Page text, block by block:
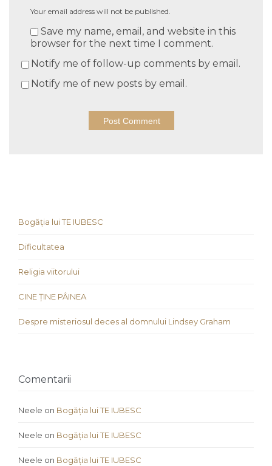
Your email address will not be published.
Save my name, email, and website in this
browser for the next time I comment.
Notify me of follow-up comments by email.
Notify me of new posts by email.
Bogăția lui TE IUBESC
Dificultatea
Religia viitorului
CINE ȚINE PÂINEA
Despre misteriosul deces al domnului Lindsey Graham
Comentarii
Neele on Bogăția lui TE IUBESC
Neele on Bogăția lui TE IUBESC
Neele on Bogăția lui TE IUBESC